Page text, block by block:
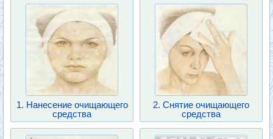
1. Нанесение очищающего
средства
2. Снятие очищающего
средства